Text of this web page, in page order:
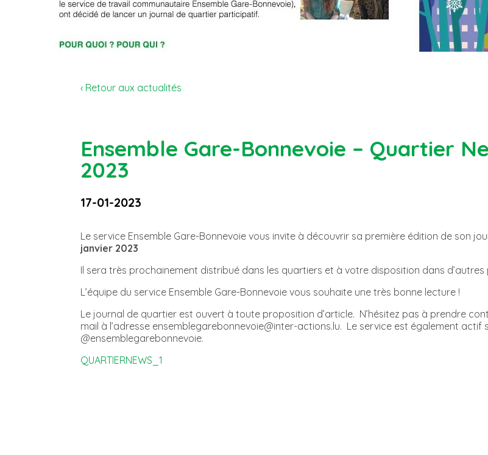
‹ Retour aux actualités
Ensemble Gare-Bonnevoie – Quartier
2023
17-01-2023
Le service Ensemble Gare-Bonnevoie vous invite à découvrir sa première édition de son
janvier 2023
Il sera très prochainement distribué dans les quartiers et à votre disposition dans
L’équipe du service Ensemble Gare-Bonnevoie vous souhaite une très bonne lecture !
Le journal de quartier est ouvert à toute proposition d’article. N’hésitez pas à prendre
mail à l’adresse ensemblegarebonnevoie@inter-actions.lu. Le service est également
@ensemblegarebonnevoie.
QUARTIERNEWS_1